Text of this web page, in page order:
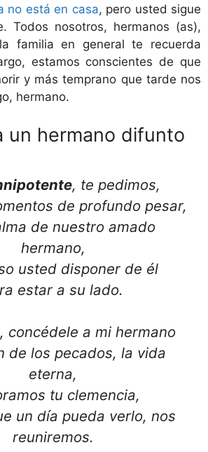
no está en casa, pero usted sigue
Todos nosotros, hermanos (as),
familia en general te recuerda
estamos conscientes de que
y más temprano que tarde nos
hermano.
un hermano difunto
, te pedimos,
de profundo pesar,
de nuestro amado
hermano,
usted disponer de él
estar a su lado.
, concédele a mi hermano
de los pecados, la vida
eterna,
tu clemencia,
un día pueda verlo, nos
reuniremos.